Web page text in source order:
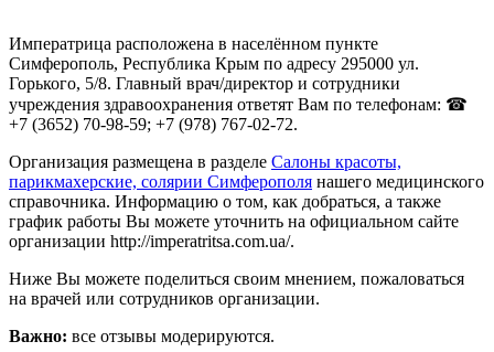
Императрица расположена в населённом пункте
Симферополь, Республика Крым по адресу 295000 ул.
Горького, 5/8. Главный врач/директор и сотрудники
учреждения здравоохранения ответят Вам по телефонам: ☎
+7 (3652) 70-98-59; +7 (978) 767-02-72.
Организация размещена в разделе Салоны красоты,
парикмахерские, солярии Симферополя нашего медицинского
справочника. Информацию о том, как добраться, а также
график работы Вы можете уточнить на официальном сайте
организации http://imperatritsa.com.ua/.
Ниже Вы можете поделиться своим мнением, пожаловаться
на врачей или сотрудников организации.
Важно: все отзывы модерируются.